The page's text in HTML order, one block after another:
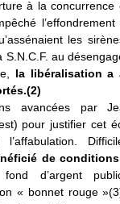
à la
les
S.N.C.F. au
la libéralisation a
avancées par
pour justifier cet
de
d’argent
« bonnet rouge